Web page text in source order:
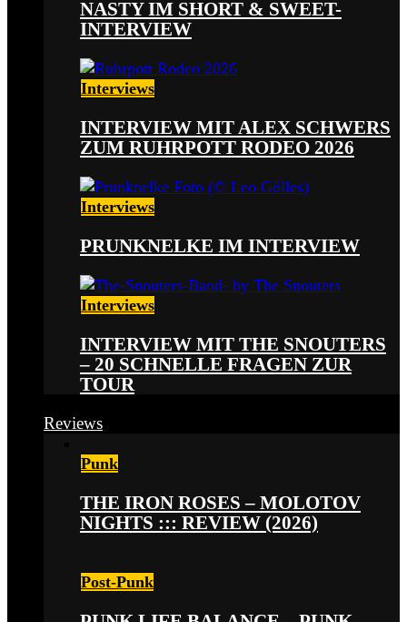
NASTY IM SHORT & SWEET-
INTERVIEW
Interviews
INTERVIEW MIT ALEX SCHWERS
ZUM RUHRPOTT RODEO 2026
Interviews
PRUNKNELKE IM INTERVIEW
Interviews
INTERVIEW MIT THE SNOUTERS
– 20 SCHNELLE FRAGEN ZUR
TOUR
Reviews
Punk
THE IRON ROSES – MOLOTOV
NIGHTS ::: REVIEW (2026)
Post-Punk